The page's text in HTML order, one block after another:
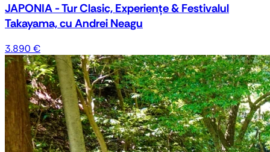
JAPONIA - Tur Clasic, Experiențe & Festivalul
Takayama, cu Andrei Neagu
3.890 €